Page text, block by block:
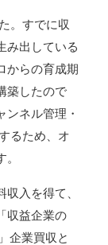
。すでに収
み出している
からの育成期
築したので
ネル管理・
るため、オ
入を得て、
収益企業の
企業買収と